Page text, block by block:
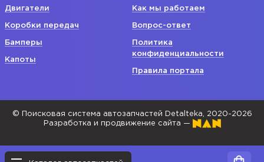
Двигатели
Коробки передач
Бамперы
Капоты
Как мы работаем
Вопрос-ответ
Политика
конфиденциальности
Правила портала
© Поисковая система автозапчастей Detalteka, 2020-2026
Разработка и продвижение сайта —